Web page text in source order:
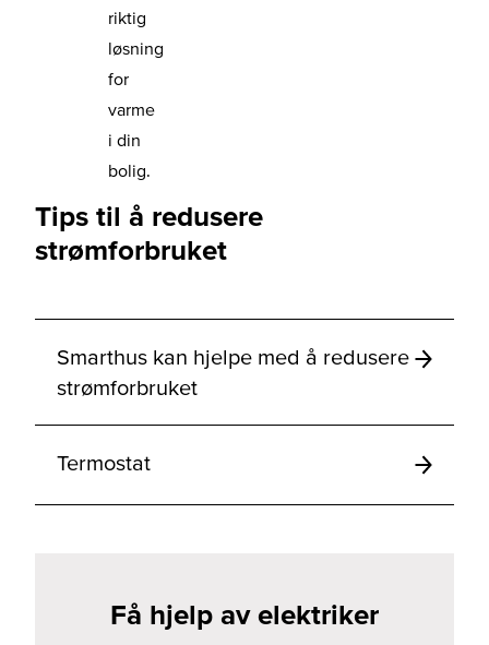
riktig
løsning
for
varme
i din
bolig.
Tips til å redusere
strømforbruket
Smarthus kan hjelpe med å redusere
strømforbruket
Termostat
Få hjelp av elektriker